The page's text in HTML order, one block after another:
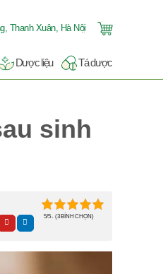
Thanh Xuân, Hà Nội
Dược liệu Tá dược
sinh
5/5 - (3 BÌNH CHỌN)